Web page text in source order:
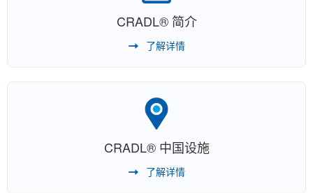
CRADL® 简介
了解详情
CRADL® 中国设施
了解详情